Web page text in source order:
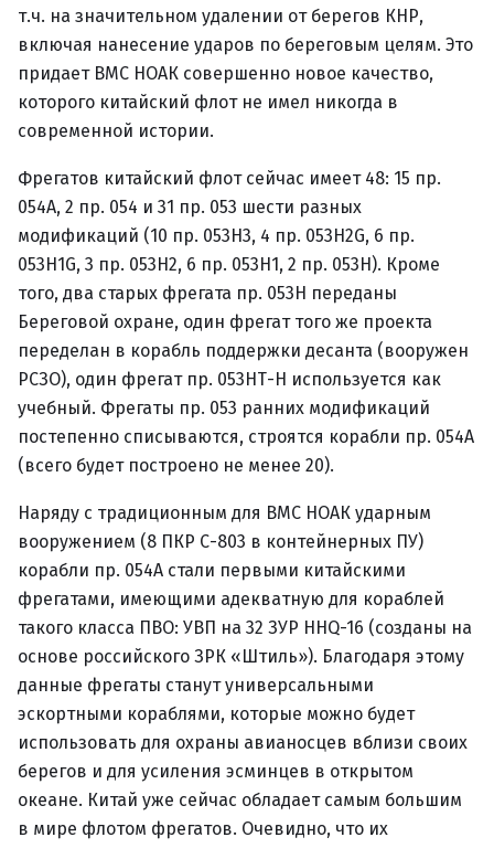
т.ч. на значительном удалении от берегов КНР,
включая нанесение ударов по береговым целям. Это
придает ВМС НОАК совершенно новое качество,
которого китайский флот не имел никогда в
современной истории.
Фрегатов китайский флот сейчас имеет 48: 15 пр.
054А, 2 пр. 054 и 31 пр. 053 шести разных
модификаций (10 пр. 053Н3, 4 пр. 053Н2G, 6 пр.
053Н1G, 3 пр. 053Н2, 6 пр. 053Н1, 2 пр. 053Н). Кроме
того, два старых фрегата пр. 053Н переданы
Береговой охране, один фрегат того же проекта
переделан в корабль поддержки десанта (вооружен
РСЗО), один фрегат пр. 053НТ-Н используется как
учебный. Фрегаты пр. 053 ранних модификаций
постепенно списываются, строятся корабли пр. 054А
(всего будет построено не менее 20).
Наряду с традиционным для ВМС НОАК ударным
вооружением (8 ПКР С-803 в контейнерных ПУ)
корабли пр. 054А стали первыми китайскими
фрегатами, имеющими адекватную для кораблей
такого класса ПВО: УВП на 32 ЗУР HHQ-16 (созданы на
основе российского ЗРК «Штиль»). Благодаря этому
данные фрегаты станут универсальными
эскортными кораблями, которые можно будет
использовать для охраны авианосцев вблизи своих
берегов и для усиления эсминцев в открытом
океане. Китай уже сейчас обладает самым большим
в мире флотом фрегатов. Очевидно, что их